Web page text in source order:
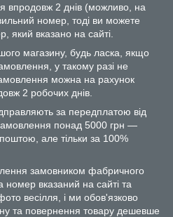
впродовж 2 днів (можливо, на
номер, тоді ви можете
який вказано на сайті.
магазину, будь ласка, якщо
у такому разі не
можна на рахунок
2 робочих днів.
за передплатою від
понад 5000 грн —
але тільки за 100%
замовником фабричного
номер вказаний на сайті та
весілля, і ми обов'язково
та повернення товару дешевше